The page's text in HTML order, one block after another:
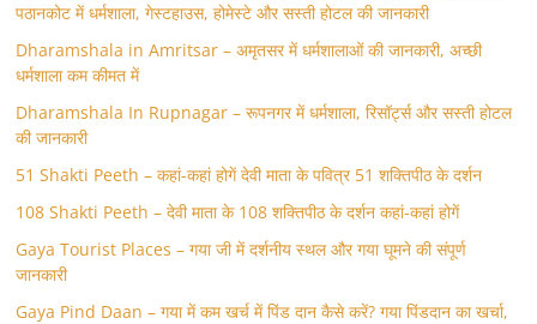
पठानकोट में धर्मशाला, गेस्टहाउस, होमेस्टे और सस्ती होटल की जानकारी
Dharamshala in Amritsar – अमृतसर में धर्मशालाओं की जानकारी, अच्छी
धर्मशाला कम कीमत में
Dharamshala In Rupnagar – रूपनगर में धर्मशाला, रिसॉर्ट्स और सस्ती होटल
की जानकारी
51 Shakti Peeth – कहां-कहां होगें देवी माता के पवित्र 51 शक्तिपीठ के दर्शन
108 Shakti Peeth – देवी माता के 108 शक्तिपीठ के दर्शन कहां-कहां होगें
Gaya Tourist Places – गया जी में दर्शनीय स्थल और गया घूमने की संपूर्ण
जानकारी
Gaya Pind Daan – गया में कम खर्च में पिंड दान कैसे करें? गया पिंडदान का खर्चा,